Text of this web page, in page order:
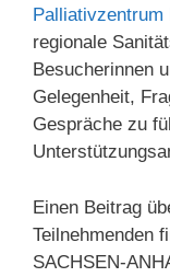
Palliativzentrum
regionale
Besucherinnen
Gelegenheit,
Gespräche zu
Einen Beitrag
Teilnehmenden
SACHSEN-